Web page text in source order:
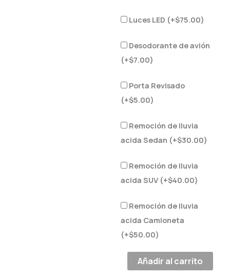
Luces LED (+$75.00)
Desodorante de avión
(+$7.00)
Porta Revisado
(+$5.00)
Remoción de lluvia
acida Sedan (+$30.00)
Remoción de lluvia
acida SUV (+$40.00)
Remoción de lluvia
acida Camioneta
(+$50.00)
Añadir al carrito